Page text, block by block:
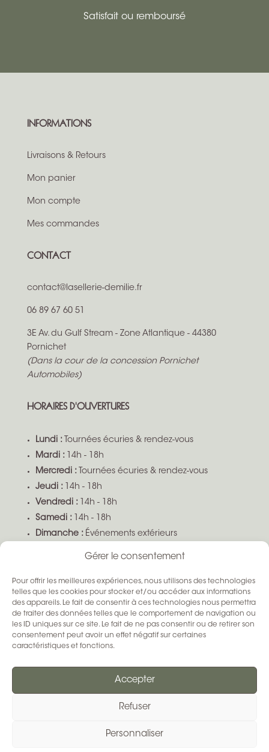
Gérer le consentement
Pour offrir les meilleures expériences, nous utilisons des technologies
telles que les cookies pour stocker et/ou accéder aux informations
des appareils. Le fait de consentir à ces technologies nous permettra
de traiter des données telles que le comportement de navigation ou
les ID uniques sur ce site. Le fait de ne pas consentir ou de retirer son
consentement peut avoir un effet négatif sur certaines
caractéristiques et fonctions.
Accepter
Refuser
Personnaliser
Satisfait ou remboursé
INFORMATIONS
Livraisons & Retours
Mon panier
Mon compte
Mes commandes
CONTACT
contact@lasellerie-demilie.fr
06 89 67 60 51
3E Av. du Gulf Stream - Zone Atlantique - 44380
Pornichet
(Dans la cour de la concession Pornichet
Automobiles)
HORAIRES D'OUVERTURES
Lundi : Tournées écuries & rendez-vous
Mardi : 14h - 18h
Mercredi : Tournées écuries & rendez-vous
Jeudi : 14h - 18h
Vendredi : 14h - 18h
Samedi : 14h - 18h
Dimanche : Événements extérieurs
Boutique ouverte sur demande selon disponibilité
SUIVEZ-NOUS
Tout droit réservé La Sellerie d’Émilie 2024 © / Fait